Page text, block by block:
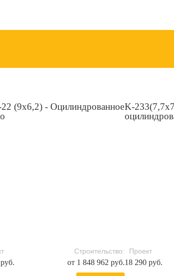
(9x6,2) - Оцилиндрованное
Строительство:
от 1 848 962 руб.
K-
Проект
18 290 руб.